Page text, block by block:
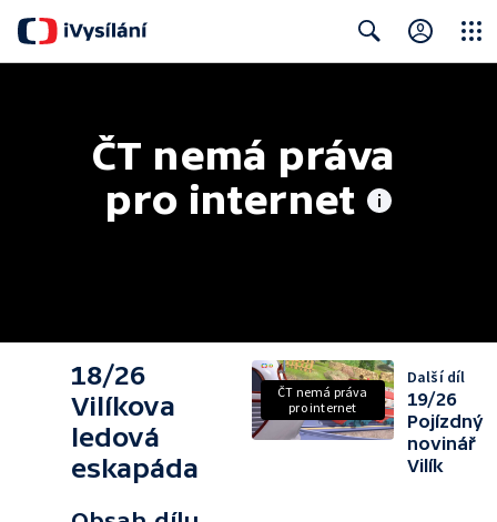
ČT nemá práva
pro internet
18/26
Vilíkova
ledová
eskapáda
ČT nemá práva
pro internet
Další díl
19/26
Pojízdný
novinář
Vilík